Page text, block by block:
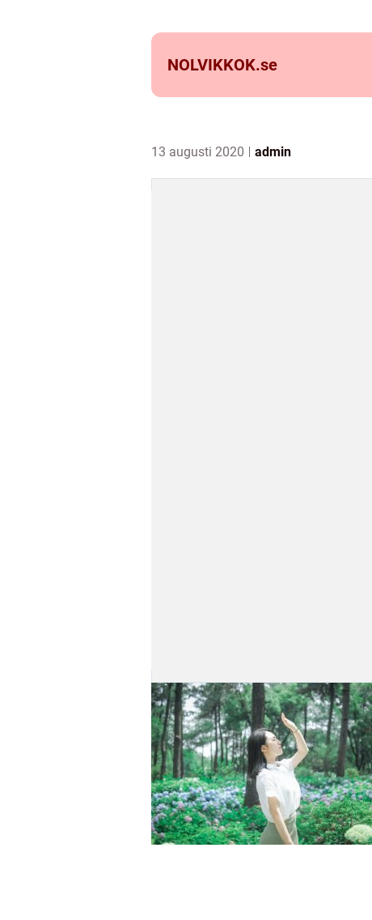
NOLVIKKOK.se
13 augusti 2020 admin